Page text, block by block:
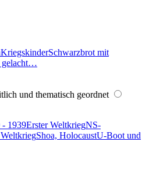
KriegskinderSchwarzbrot mit
gelacht…
und thematisch geordnet
- 1939Erster WeltkriegNS-
Shoa, HolocaustU-Boot und